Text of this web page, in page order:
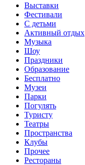
Выставки
Фестивали
С детьми
Активный отдых
Музыка
Шоу
Праздники
Образование
Бесплатно
Музеи
Парки
Погулять
Туристу
Театры
Пространства
Клубы
Прочее
Рестораны